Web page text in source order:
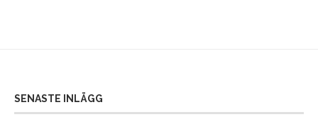
SENASTE INLÄGG